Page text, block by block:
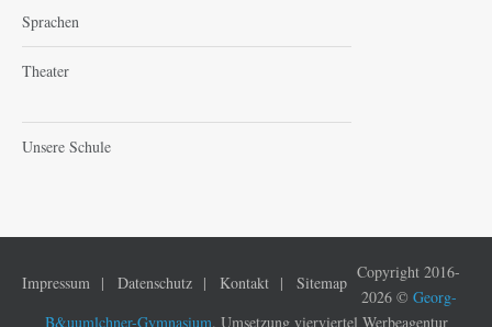
Sprachen
Theater
Unsere Schule
Impressum Datenschutz Kontakt Sitemap
Copyright 2016-
2026 © Georg-
B&uumlchner-Gymnasium. Umsetzung vierviertel Werbeagentur